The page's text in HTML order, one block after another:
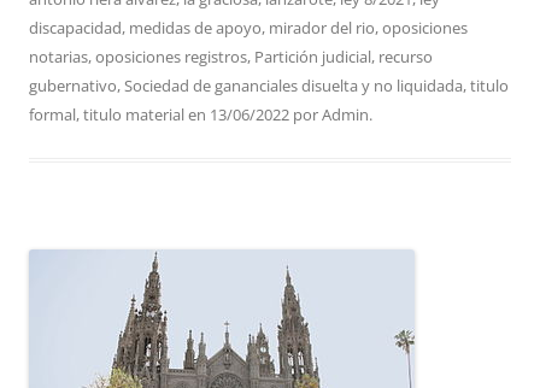
discapacidad, medidas de apoyo, mirador del rio,oposiciones
notarias,oposiciones registros, Partición judicial, recurso
gubernativo,Sociedad de gananciales disuelta y no liquidada,titulo
formal,titulo materialen 13/06/2022 porAdmin.